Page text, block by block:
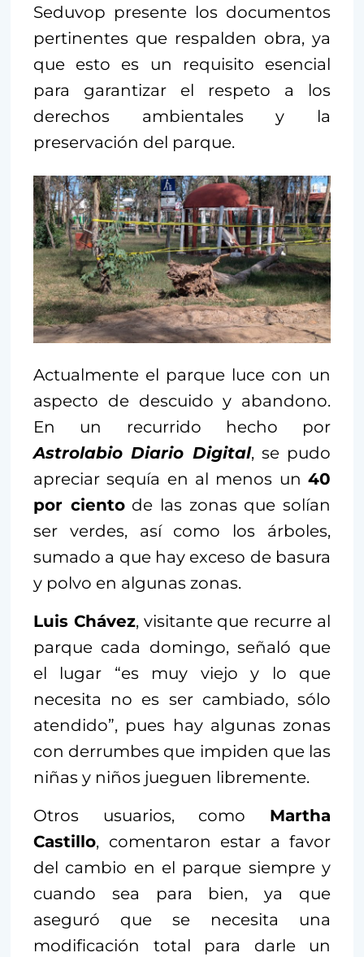
Seduvop presente los documentos
pertinentes que respalden obra, ya
que esto es un requisito esencial
para garantizar el respeto a los
derechos ambientales y la
preservación del parque.
Actualmente el parque luce con un
aspecto de descuido y abandono.
En un recurrido hecho por
Astrolabio Diario Digital, se pudo
apreciar sequía en al menos un 40
por cientode las zonas que solían
ser verdes, así como los árboles,
sumado a que hay exceso de basura
y polvo en algunas zonas.
Luis Chávez, visitante que recurre al
parque cada domingo, señaló que
el lugar “es muy viejo y lo que
necesita no es ser cambiado, sólo
atendido”, pues hay algunas zonas
con derrumbes que impiden que las
niñas y niños jueguen libremente.
Otros usuarios, como Martha
Castillo, comentaron estar a favor
del cambio en el parque siempre y
cuando sea para bien, ya que
aseguró que se necesita una
modificación total para darle un